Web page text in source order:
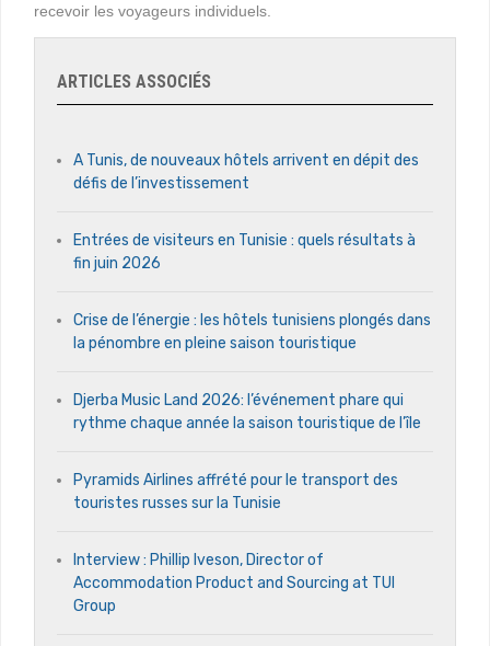
recevoir les voyageurs individuels.
ARTICLES ASSOCIÉS
A Tunis, de nouveaux hôtels arrivent en dépit des
défis de l’investissement
Entrées de visiteurs en Tunisie : quels résultats à
fin juin 2026
Crise de l’énergie : les hôtels tunisiens plongés dans
la pénombre en pleine saison touristique
Djerba Music Land 2026: l’événement phare qui
rythme chaque année la saison touristique de l’île
Pyramids Airlines affrété pour le transport des
touristes russes sur la Tunisie
Interview : Phillip Iveson, Director of
Accommodation Product and Sourcing at TUI
Group